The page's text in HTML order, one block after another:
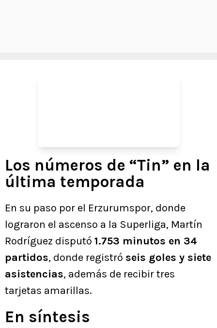
Los números de “Tin” en la
última temporada
En su paso por el Erzurumspor, donde
lograron el ascenso a la Superliga, Martín
Rodríguez disputó 1.753 minutos en 34
partidos, donde registró seis goles y siete
asistencias, además de recibir tres
tarjetas amarillas.
En síntesis